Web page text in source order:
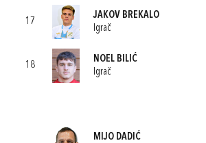
17
JAKOV BREKALO
Igrač
18
NOEL BILIĆ
Igrač
MIJO DADIĆ